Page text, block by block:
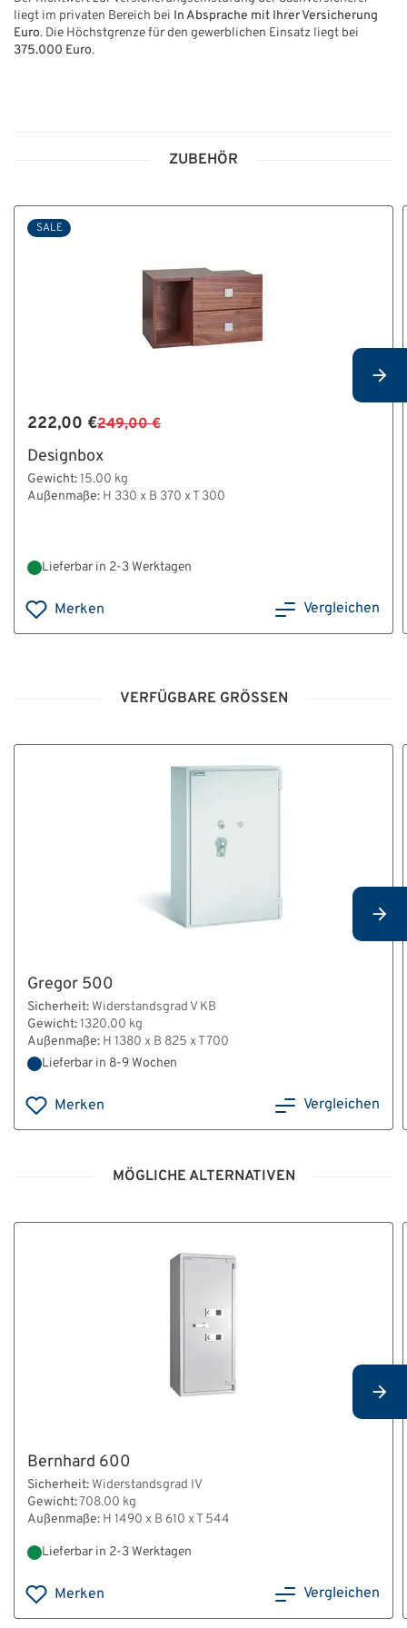
liegt im privaten Bereich bei In Absprache mit Ihrer Versicherung
Euro. Die Höchstgrenze für den gewerblichen Einsatz liegt bei
375.000 Euro.
ZUBEHÖR
SALE
222,00 €249,00 €
Designbox
Gewicht:15.00 kg
Außenmaße: H 330 x B 370 x T 300
Lieferbar in 2-3 Werktagen
Merken Vergleichen
VERFÜGBARE GRÖSSEN
Gregor 500
Sicherheit: Widerstandsgrad V KB
Gewicht:1320.00 kg
Außenmaße: H 1380 x B 825 x T 700
Lieferbar in 8-9 Wochen
Merken Vergleichen
MÖGLICHE ALTERNATIVEN
Bernhard 600
Sicherheit: Widerstandsgrad IV
Gewicht:708.00 kg
Außenmaße: H 1490 x B 610 x T 544
Lieferbar in 2-3 Werktagen
Merken Vergleichen